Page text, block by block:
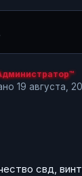
19 августа,
свд,